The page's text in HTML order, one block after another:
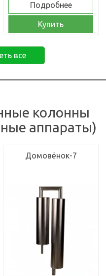
Подробнее
Купить
все
колонны
аппараты)
Домовёнок-7